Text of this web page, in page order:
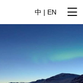
中 | EN